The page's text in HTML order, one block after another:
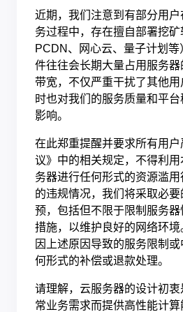
近期，我们注意到有部分用
务过程中，存在擅自部署挖矿
PCDN、网心云、量子计划
件往往会长期大量占用服务
带宽，不仅严重干扰了其他用
时也对我们的服务质量和平台
影响。
在此郑重提醒并要求所有用
议》中的相关规定，不得利
务器进行任何形式的资源滥
的违规情况，我们将采取必
预，包括但不限于限制服务
措施，以维护良好的网络环境
因上述原因导致的服务限制
何形式的补偿或退款处理。
请理解，云服务器的设计初衷
常业务需求而提供高性能计